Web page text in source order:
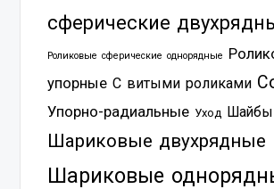
сферические
Роликовые сферические однорядные
упорные С витыми роликами
Упорно-радиальные Уход Шайбы
Шариковые двухрядные
Шариковые